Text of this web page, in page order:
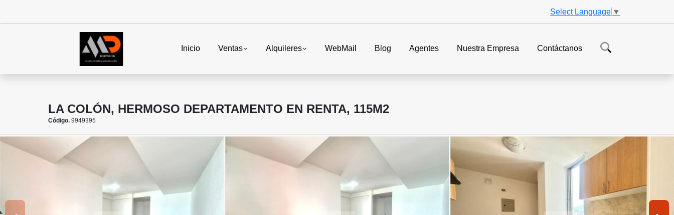
Select Language ▼
Inicio Ventas Alquileres WebMail Blog Agentes Nuestra Empresa Contáctanos
LA COLÓN, HERMOSO DEPARTAMENTO EN RENTA, 115M2
Código. 9949395